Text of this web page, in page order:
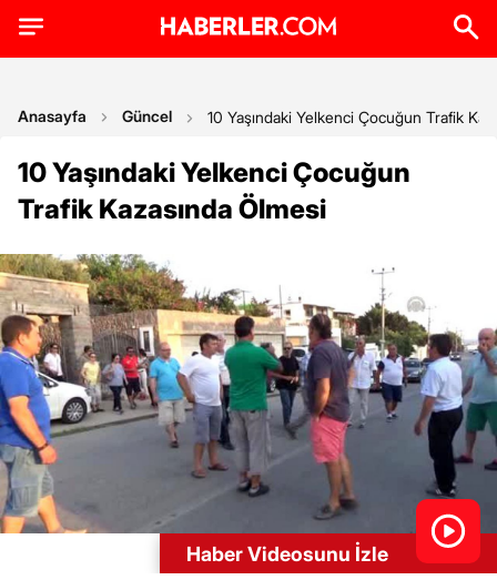
Anasayfa Güncel 10 Yaşındaki Yelkenci Çocuğun Trafik
10 Yaşındaki Yelkenci Çocuğun
Trafik Kazasında Ölmesi
Haber Videosunu İzle